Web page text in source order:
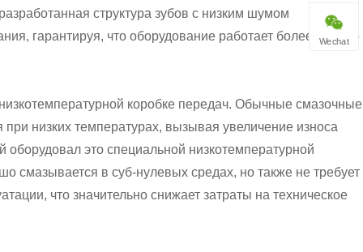
структура зубов с низким шумом
гарантируя, что оборудование работает более плавно
коробке передач. Обычные смазочные
низких температурах, вызывая увеличение износа
это специальной низкотемпературной
смазывается в суб-нулевых средах, но также не требует
что значительно снижает затраты на техническое
Wechat